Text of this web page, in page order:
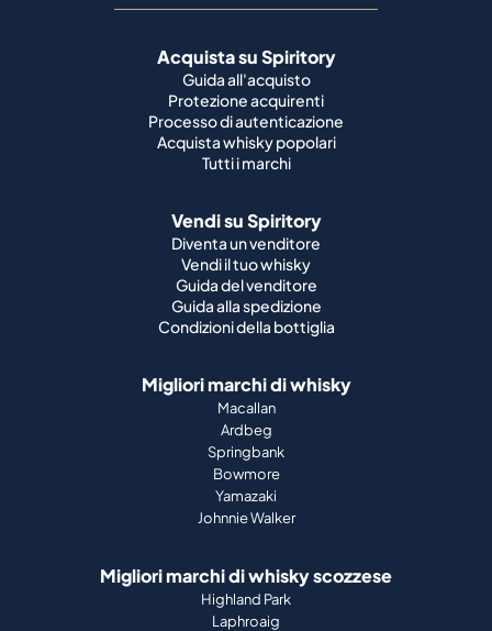
Acquista su Spiritory
Guida all'acquisto
Protezione acquirenti
Processo di autenticazione
Acquista whisky popolari
Tutti i marchi
Vendi su Spiritory
Diventa un venditore
Vendi il tuo whisky
Guida del venditore
Guida alla spedizione
Condizioni della bottiglia
Migliori marchi di whisky
Macallan
Ardbeg
Springbank
Bowmore
Yamazaki
Johnnie Walker
Migliori marchi di whisky scozzese
Highland Park
Laphroaig